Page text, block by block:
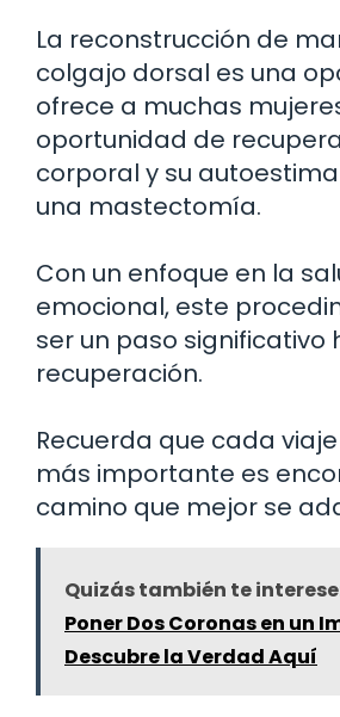
La reconstrucción de
colgajo dorsal es una
ofrece a muchas
oportunidad de
corporal y su
una mastectomía.
Con un enfoque en la
emocional, este
ser un paso significativo
recuperación.
Recuerda que cada
más importante es
camino que mejor se
Quizás también te
Poner Dos Coronas en un
Descubre la Verdad Aquí